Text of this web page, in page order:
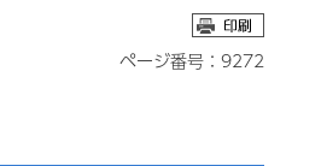
ページ番号：9272